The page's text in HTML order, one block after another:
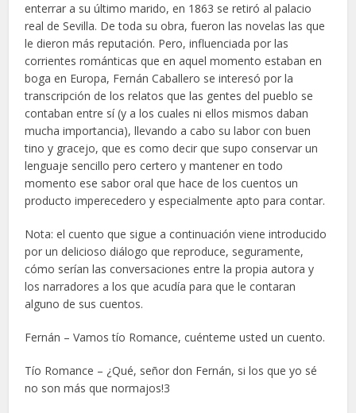
enterrar a su último marido, en 1863 se retiró al palacio
real de Sevilla. De toda su obra, fueron las novelas las que
le dieron más reputación. Pero, influenciada por las
corrientes románticas que en aquel momento estaban en
boga en Europa, Fernán Caballero se interesó por la
transcripción de los relatos que las gentes del pueblo se
contaban entre sí (y a los cuales ni ellos mismos daban
mucha importancia), llevando a cabo su labor con buen
tino y gracejo, que es como decir que supo conservar un
lenguaje sencillo pero certero y mantener en todo
momento ese sabor oral que hace de los cuentos un
producto imperecedero y especialmente apto para contar.
Nota: el cuento que sigue a continuación viene introducido
por un delicioso diálogo que reproduce, seguramente,
cómo serían las conversaciones entre la propia autora y
los narradores a los que acudía para que le contaran
alguno de sus cuentos.
Fernán – Vamos tío Romance, cuénteme usted un cuento.
Tío Romance – ¿Qué, señor don Fernán, si los que yo sé
no son más que normajos!3